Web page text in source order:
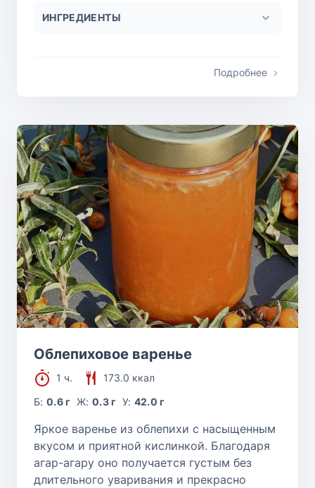
ИНГРЕДИЕНТЫ
Подробнее
Облепиховое варенье
1 ч.
173.0 ккал
Б:0.6 г Ж: 0.3 г У: 42.0 г
Яркое варенье из облепихи с насыщенным
вкусом и приятной кислинкой. Благодаря
агар-агару оно получается густым без
длительного уваривания и прекрасно